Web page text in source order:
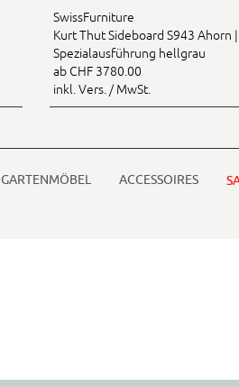
SwissFurniture
Kurt Thut Sideboard S943 Ahorn |
Spezialausführung hellgrau
ab CHF 3780.00
inkl. Vers. / MwSt.
GARTENMÖBEL ACCESSOIRES